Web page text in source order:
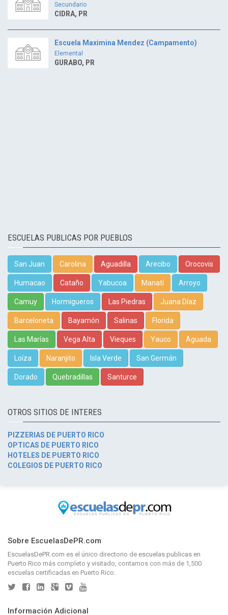
Secundario
CIDRA, PR
Escuela Maximina Mendez (Campamento)
Elemental
GURABO, PR
ESCUELAS PUBLICAS POR PUEBLOS
San Juan Carolina Aguadilla Arecibo Orocovis
Humacao Cataño Yabucoa Manatí Arroyo
Camuy Hormigueros Las Piedras Juana Díaz
Barceloneta Bayamón Salinas Florida
Las Marías Vega Alta Vieques Yauco Aguada
Loíza Naranjito Isla Verde San Germán
Dorado Quebradillas Santurce
OTROS SITIOS DE INTERES
PIZZERIAS DE PUERTO RICO
OPTICAS DE PUERTO RICO
HOTELES DE PUERTO RICO
COLEGIOS DE PUERTO RICO
Sobre EscuelasDePR.com
EscuelasDePR.com es el único directorio de escuelas publicas en
Puerto Rico más completo y visitado, contamos con más de 1,500
escuelas certificadas en Puerto Rico.
Información Adicional